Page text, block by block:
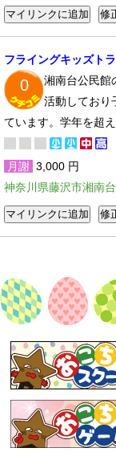
フライングキッズト
0
湘南台公民館
活動しており
ています。学年を超
月謝 3,000 円
神奈川県藤沢市湘南